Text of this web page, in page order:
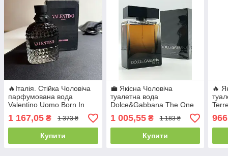
🔥Італія. Стійка Чоловіча
парфумована вода
Valentino Uomo Born In
Roma (Валентино Уомо
Борн Ін Рома) 100
мл. Деревно-пряний
1 167,05 ₴ 1 373 ₴
Купити
💼 Якісна Чоловіча
туалетна вода
Dolce&Gabbana The One
for Men (Дольче Габбана
Зе Ван фо Мен) 100 мл.
Східно-пряний аромат
1 005,55₴ 1 183 ₴
Купити
🔥